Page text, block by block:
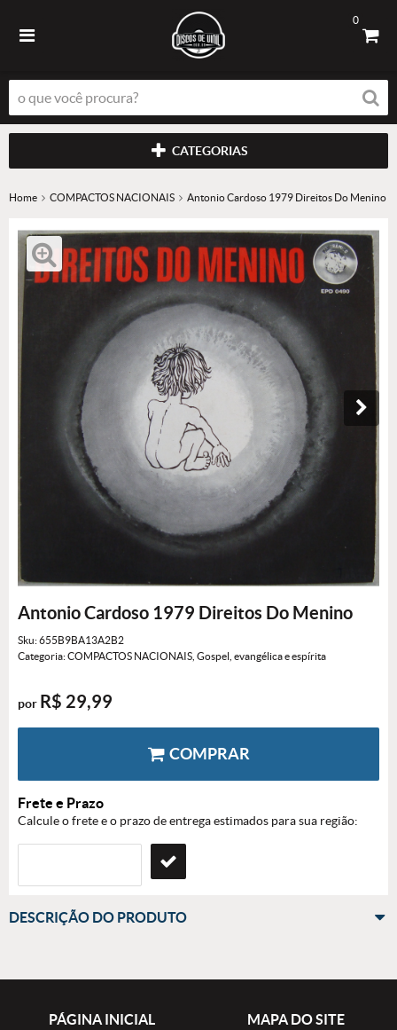
0
CATEGORIAS
Home COMPACTOS NACIONAIS Antonio Cardoso 1979 Direitos Do Menino
Antonio Cardoso 1979 Direitos Do Menino
Sku:655B9BA13A2B2
Categoria:COMPACTOS NACIONAIS Gospel, evangélica e espírita
por R$ 29,99
COMPRAR
Frete e Prazo
Calcule o frete e o prazo de entrega estimados para sua região:
DESCRIÇÃO DO PRODUTO
PÁGINA INICIAL MAPA DO SITE